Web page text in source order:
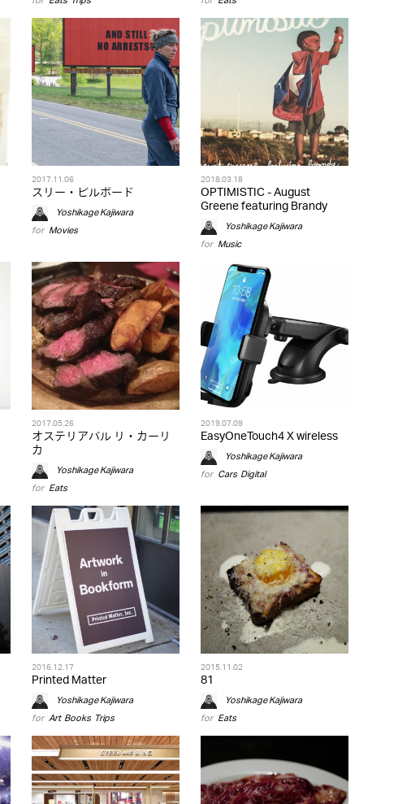
2017.11.06
スリー・ビルボード
Yoshikage Kajiwara
for Movies
2018.03.18
OPTIMISTIC - August
Greene featuring Brandy
Yoshikage Kajiwara
for Music
2017.05.26
オステリアバル リ・カーリ
カ
Yoshikage Kajiwara
for Eats
2019.07.09
EasyOneTouch4 X wireless
Yoshikage Kajiwara
for Cars,Digital
2016.12.17
Printed Matter
Yoshikage Kajiwara
for Art,Books, Trips
2015.11.02
81
Yoshikage Kajiwara
for Eats